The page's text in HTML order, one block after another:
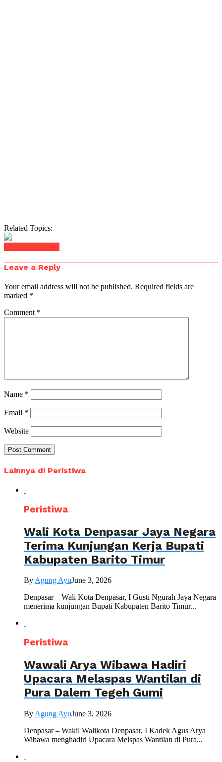
Related Topics:
Leave a Reply
Your email address will not be published. Required fields are
marked *
Comment *
Name *
Email *
Website
Lainnya di Peristiwa
Peristiwa
Wali Kota Denpasar Jaya Negara
Terima Kunjungan Kerja Bupati
Kabupaten Barito Timur
ByAgung AyuJune 3, 2026
Denpasar – Wali Kota Denpasar, I Gusti Ngurah Jaya Negara
menerima kunjungan Bupati Kabupaten Barito Timur...
Peristiwa
Wawali Arya Wibawa Hadiri
Upacara Melaspas Wantilan di
Pura Dalem Tegeh Gumi
By Agung AyuJune 3, 2026
Denpasar – Wakil Walikota Denpasar, I Kadek Agus Arya
Wibawa menghadiri Upacara Melspas Wantilan di Pura...